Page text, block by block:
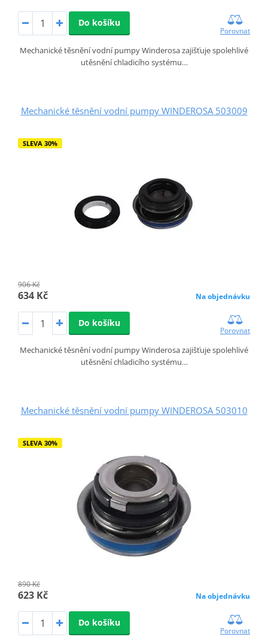
Do košíku
Porovnat
Mechanické těsnění vodní pumpy Winderosa zajišťuje spolehlivé
utěsnění chladicího systému…
Mechanické těsnění vodní pumpy WINDEROSA 503009
SLEVA 30%
906 Kč
634 Kč Na objednávku
Do košíku
Porovnat
Mechanické těsnění vodní pumpy Winderosa zajišťuje spolehlivé
utěsnění chladicího systému…
Mechanické těsnění vodní pumpy WINDEROSA 503010
SLEVA 30%
890 Kč
623 Kč Na objednávku
Do košíku
Porovnat